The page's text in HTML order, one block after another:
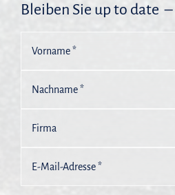
Bleiben Sie up to date –